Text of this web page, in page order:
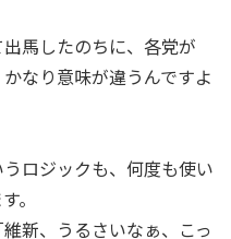
馬したのちに、各党が
なり意味が違うんですよ
ロジックも、何度も使い
。
新、うるさいなぁ、こっ